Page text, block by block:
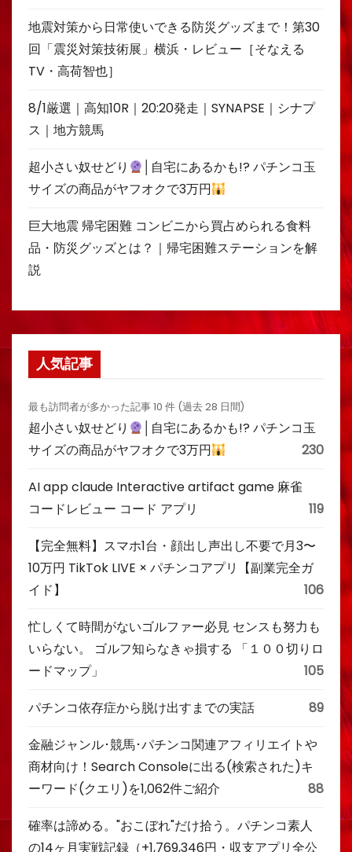
地震対策から日常使いできる防災グッズまで！第30
回「震災対策技術展」横浜・レビュー［そなえる
TV・高荷智也］
8/1厳選｜高知10R｜20:20発走｜SYNAPSE｜シナプ
ス｜地方競馬
超小さい奴せどり
│自宅にあるかも!? パチンコ玉
サイズの商品がヤフオクで3万円
巨大地震 帰宅困難 コンビニから買占められる食料
品・防災グッズとは？｜帰宅困難ステーションを解
説
人気記事
最も訪問者が多かった記事 10 件 (過去 28 日間)
超小さい奴せどり
│自宅にあるかも!? パチンコ玉
サイズの商品がヤフオクで3万円
230
AI app claude Interactive artifact game 麻雀
コードレビュー コード アプリ
119
【完全無料】スマホ1台・顔出し声出し不要で月3〜
10万円 TikTok LIVE × パチンコアプリ【副業完全ガ
イド】
106
忙しくて時間がないゴルファー必見 センスも努力も
いらない。 ゴルフ知らなきゃ損する 「１００切りロ
ードマップ」
105
パチンコ依存症から脱け出すまでの実話 89
金融ジャンル･競馬･パチンコ関連アフィリエイトや
商材向け！Search Consoleに出る(検索された)キ
ーワード(クエリ)を1,062件ご紹介
88
確率は諦める。"おこぼれ"だけ拾う。パチンコ素人
の14ヶ月実戦記録（+1,769,346円・収支アプリ全公